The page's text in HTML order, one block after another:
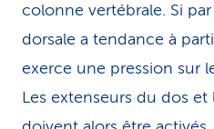
colonne vertébrale. Si
dorsale a tendance à
exerce une pression sur
Les extenseurs du dos